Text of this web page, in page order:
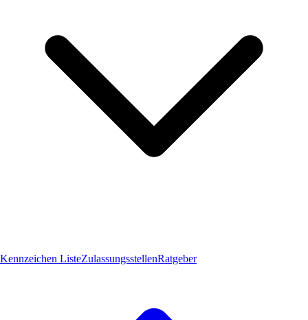
Kennzeichen ListeZulassungsstellenRatgeber